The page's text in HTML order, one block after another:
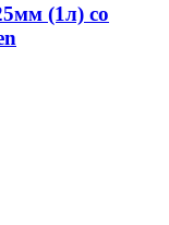
(1л) со